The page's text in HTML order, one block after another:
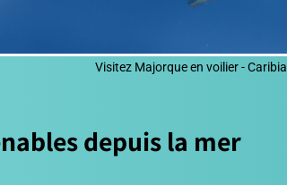
Visitez Majorque en voilier - Caribia
depuis la mer